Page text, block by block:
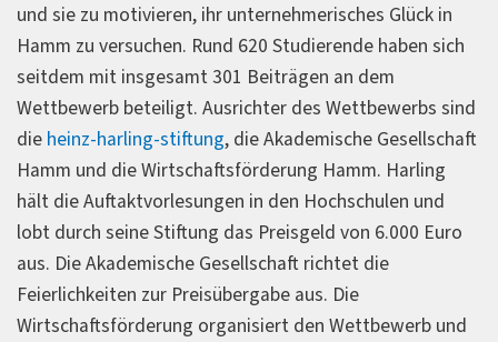
und sie zu motivieren, ihr unternehmerisches Glück in
Hamm zu versuchen. Rund 620 Studierende haben sich
seitdem mit insgesamt 301 Beiträgen an dem
Wettbewerb beteiligt. Ausrichter des Wettbewerbs sind
die heinz-harling-stiftung, die Akademische Gesellschaft
Hamm und die Wirtschaftsförderung Hamm. Harling
hält die Auftaktvorlesungen in den Hochschulen und
lobt durch seine Stiftung das Preisgeld von 6.000 Euro
aus. Die Akademische Gesellschaft richtet die
Feierlichkeiten zur Preisübergabe aus. Die
Wirtschaftsförderung organisiert den Wettbewerb und